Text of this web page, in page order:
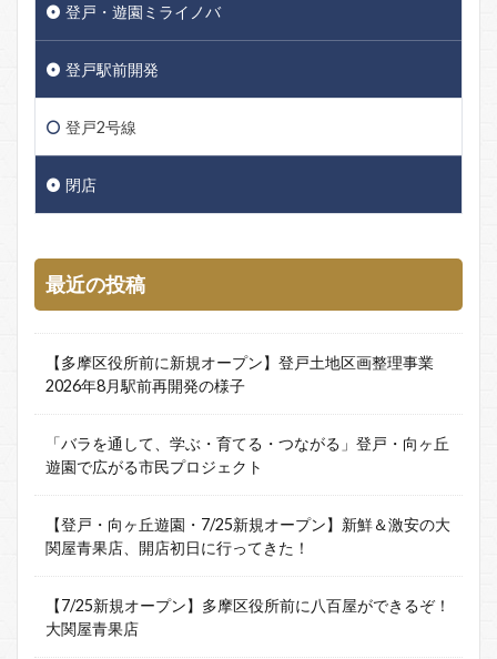
登戸・遊園ミライノバ
登戸駅前開発
登戸2号線
閉店
最近の投稿
【多摩区役所前に新規オープン】登戸土地区画整理事業
2026年8月駅前再開発の様子
「バラを通して、学ぶ・育てる・つながる」登戸・向ヶ丘
遊園で広がる市民プロジェクト
【登戸・向ヶ丘遊園・7/25新規オープン】新鮮＆激安の大
関屋青果店、開店初日に行ってきた！
【7/25新規オープン】多摩区役所前に八百屋ができるぞ！
大関屋青果店